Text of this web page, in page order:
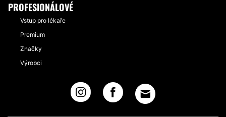
PROFESIONÁLOVÉ
Vstup pro lékaře
Premium
Značky
Výrobci